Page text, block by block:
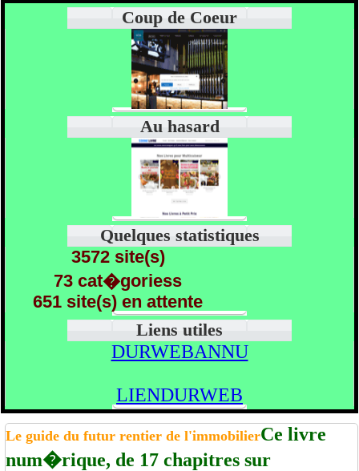
Coup de Coeur
Au hasard
Quelques statistiques
3572 site(s)
73 cat�goriess
651 site(s) en attente
Liens utiles
DURWEBANNU
LIENDURWEB
Le guide du futur rentier de l'immobilierCe livre
num�rique, de 17 chapitres sur